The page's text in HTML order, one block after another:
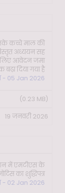
कच्चे माल की
अध्ययन सह
लिए आवेदन जमा
दिया गया है
- 05 Jan 2026
(0.23 MB)
19 जनवरी 2026
में एमटीएस के
का शुद्धिपत्र
- 02 Jan 2026